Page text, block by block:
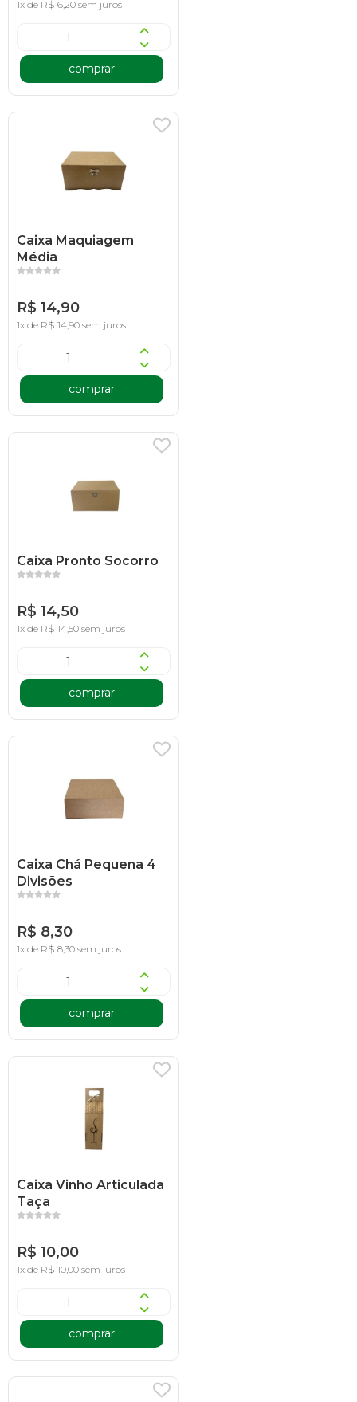
1x de R$ 6,20 sem juros
comprar
Caixa Maquiagem
Média
R$ 14,90
1x de R$ 14,90 sem juros
comprar
Caixa Pronto Socorro
R$ 14,50
1x de R$ 14,50 sem juros
comprar
Caixa Chá Pequena 4
Divisões
R$ 8,30
1x de R$ 8,30 sem juros
comprar
Caixa Vinho Articulada
Taça
R$ 10,00
1x de R$ 10,00 sem juros
comprar